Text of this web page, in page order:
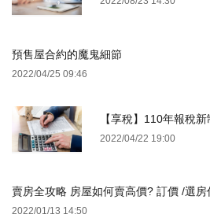
預售屋合約的魔鬼細節
2022/04/25 09:46
【享稅】110年報稅
2022/04/22 19:00
賣房全攻略 房屋如何賣高價? 訂價 /選
2022/01/13 14:50